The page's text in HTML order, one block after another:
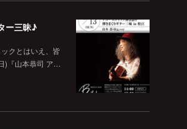
ー三昧♪
クとはいえ、皆
)『山本恭司 ア…